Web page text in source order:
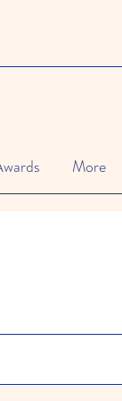
More